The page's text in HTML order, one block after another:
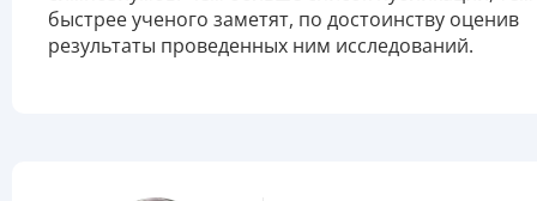
быстрее ученого заметят, по достоинству оценив
результаты проведенных ним исследований.